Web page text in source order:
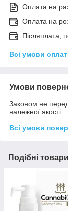
Оплата на
Оплата на
Післяплата,
Всі умови
Умови
Законом не
належної якості
Всі умови
Подібні